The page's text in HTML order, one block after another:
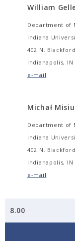
William
Department of
Indiana
402 N.
Indianapolis, IN
e-mail
Michał
Department of
Indiana
402 N.
Indianapolis, IN
e-mail
8.00